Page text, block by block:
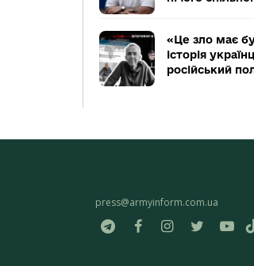
«Це зло має
історія
російський
press@armyinform.com.ua